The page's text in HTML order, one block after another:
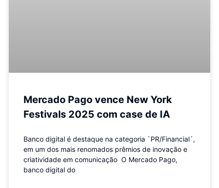
Mercado Pago vence New York
Festivals 2025 com case de IA
Banco digital é destaque na categoria `PR/Financial´,
em um dos mais renomados prêmios de inovação e
criatividade em comunicação O Mercado Pago,
banco digital do